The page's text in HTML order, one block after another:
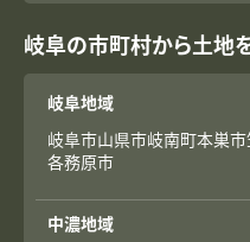
岐阜の市町村から土地
岐阜地域
岐阜市山県市岐南町本巣市
各務原市
中濃地域